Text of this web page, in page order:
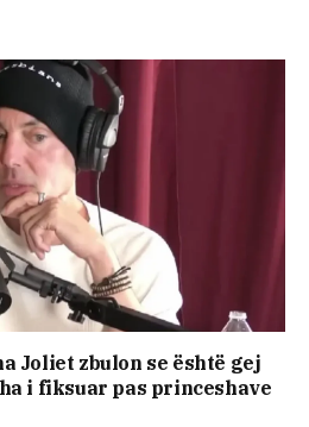
Joliet zbulon se është gej
i fiksuar pas princeshave